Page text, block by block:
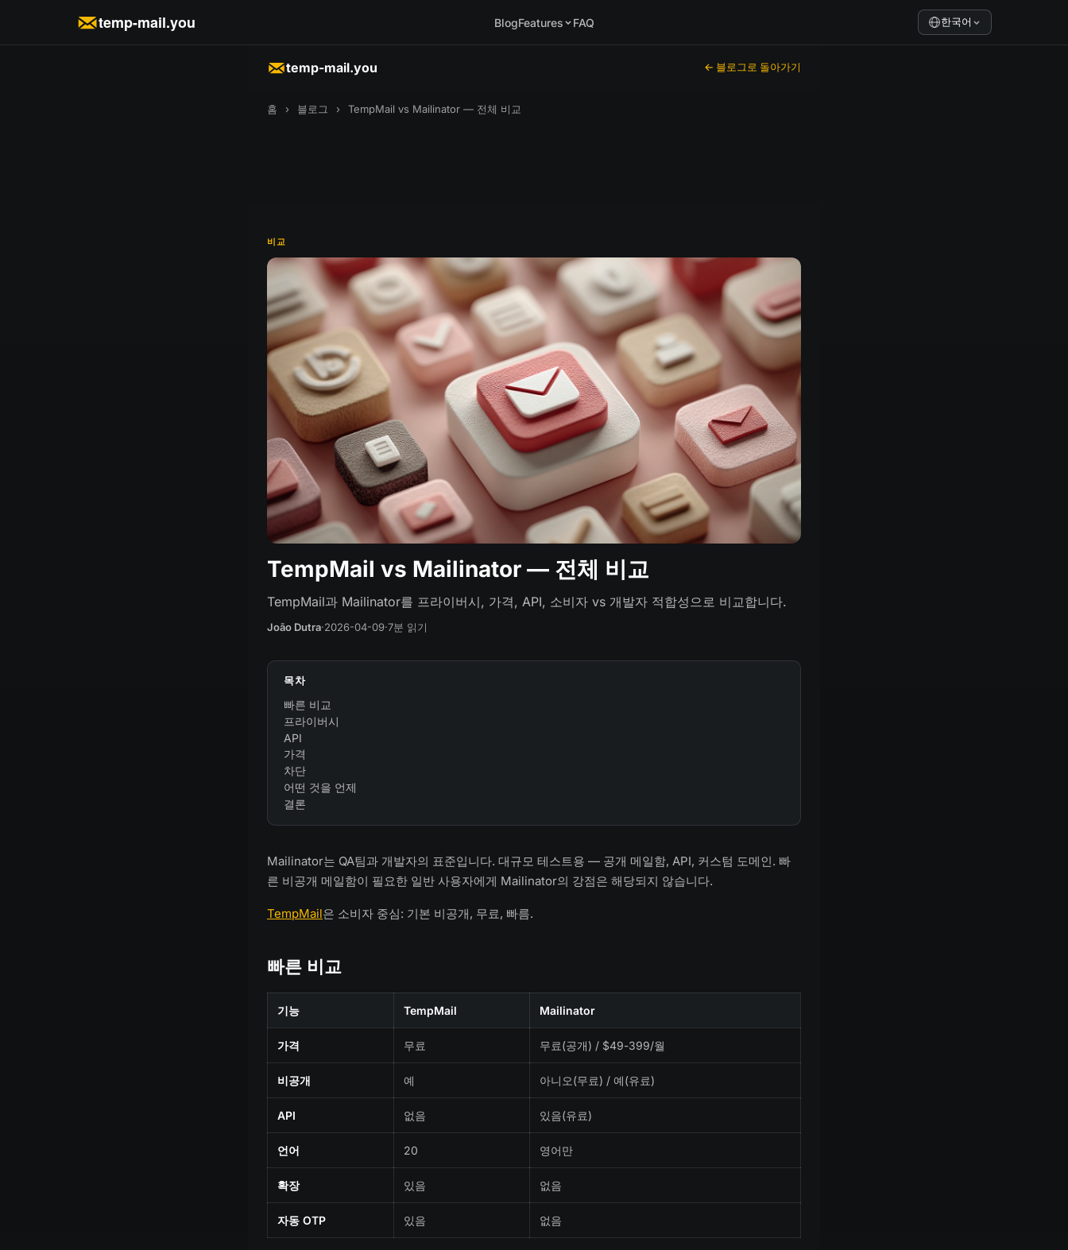
temp-mail.you BlogFeatures FAQ 한국어
temp-mail.you ← 블로그로 돌아가기
홈 › 블로그 › TempMail vs Mailinator — 전체 비교
비교
TempMail vs Mailinator — 전체 비교
TempMail과 Mailinator를 프라이버시, 가격, API, 소비자 vs 개발자 적합성으로 비교합니다.
João Dutra·2026-04-09·7분 읽기
목차
빠른 비교
프라이버시
API
가격
차단
어떤 것을 언제
결론
Mailinator는 QA팀과 개발자의 표준입니다. 대규모 테스트용 — 공개 메일함, API, 커스텀 도메인. 빠
른 비공개 메일함이 필요한 일반 사용자에게 Mailinator의 강점은 해당되지 않습니다.
TempMail은 소비자 중심: 기본 비공개, 무료, 빠름.
빠른 비교
기능 TempMail Mailinator
가격 무료 무료(공개) / $49-399/월
비공개 예 아니오(무료) / 예(유료)
API 없음 있음(유료)
언어 20 영어만
확장 있음 없음
자동 OTP 있음 없음